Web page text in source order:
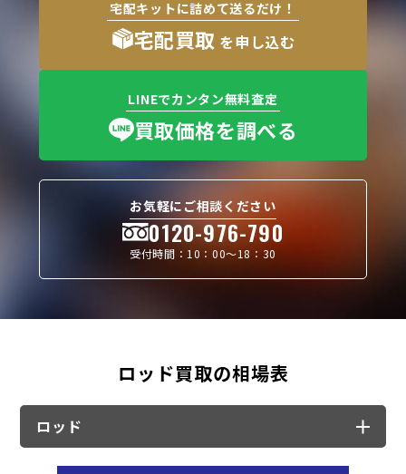
宅配キットに詰めて送るだけ！
宅配買取 を申し込む
LINEでカンタン無料査定
買取価格を調べる
お気軽にご相談ください
0120-976-790
受付時間：10：00〜18：30
ロッド買取の相場表
ロッド